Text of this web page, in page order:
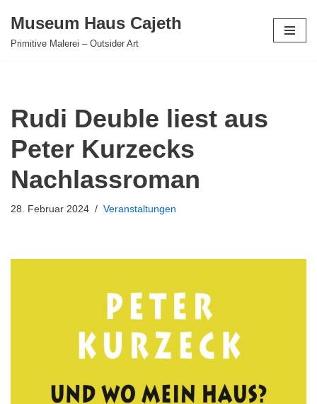
Zum
Museum Haus Cajeth
Primitive Malerei – Outsider Art
Rudi Deuble liest aus
Peter Kurzecks
Nachlassroman
28. Februar 2024 Veranstaltungen